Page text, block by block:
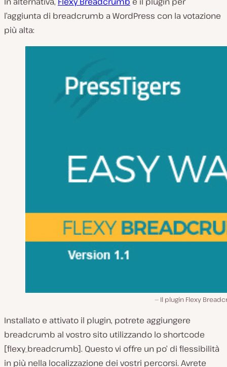
l’aggiunta di breadcrumb a WordPress con la votazione
più alta:
Il plugin Flexy
Installato e attivato il plugin, potrete aggiungere
breadcrumb al vostro sito utilizzando lo shortcode
[flexy_breadcrumb]. Questo vi offre un po’ di flessibilità
in più nella localizzazione dei vostri percorsi. Avrete